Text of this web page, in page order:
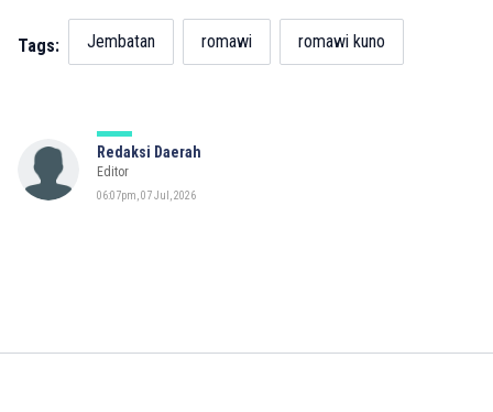
Tags: Jembatan romawi romawi kuno
Redaksi Daerah
Editor
06:07pm, 07 Jul, 2026